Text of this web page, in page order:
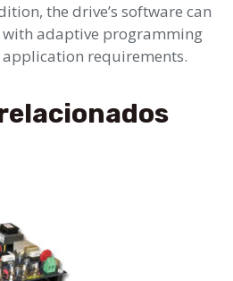
the drive’s software can
with adaptive programming
requirements.